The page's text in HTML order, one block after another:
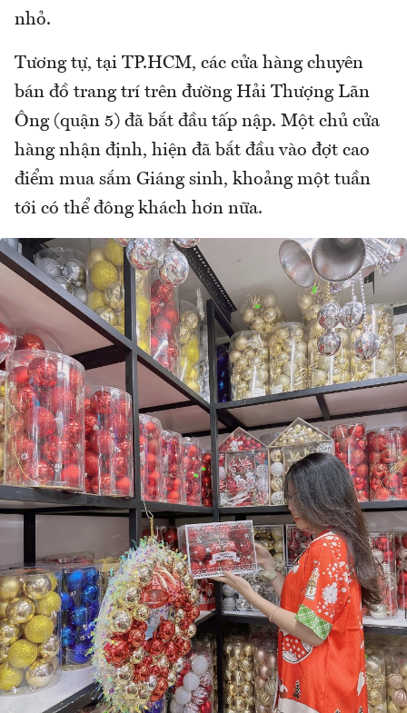
nhỏ.
Tương tự, tại TP.HCM, các cửa hàng chuyên
bán đồ trang trí trên đường Hải Thượng Lãn
Ông (quận 5) đã bắt đầu tấp nập. Một chủ cửa
hàng nhận định, hiện đã bắt đầu vào đợt cao
điểm mua sắm Giáng sinh, khoảng một tuần
tới có thể đông khách hơn nữa.